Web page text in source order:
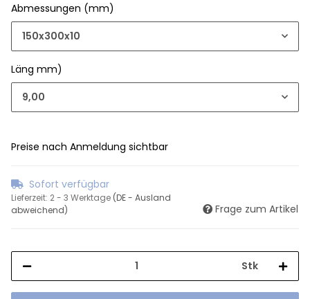
Abmessungen (mm)
150x300x10
Läng mm)
9,00
Preise nach Anmeldung sichtbar
Sofort verfügbar
Lieferzeit: 2 - 3 Werktage (DE - Ausland
abweichend)
Frage zum Artikel
Stk